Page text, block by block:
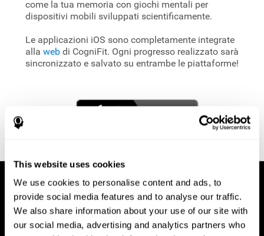
This website uses cookies
We use cookies to personalise content and ads, to
provide social media features and to analyse our traffic.
We also share information about your use of our site with
our social media, advertising and analytics partners who
come la tua memoria con giochi mentali per
dispositivi mobili sviluppati scientificamente.
Le applicazioni iOS sono completamente integrate
alla webdi CogniFit. Ogni progresso realizzato sarà
sincronizzato e salvato su entrambe le piattaforme!